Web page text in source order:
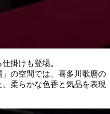
掛けも登場。
の空間では、喜多川歌麿の
柔らかな色香と気品を表現